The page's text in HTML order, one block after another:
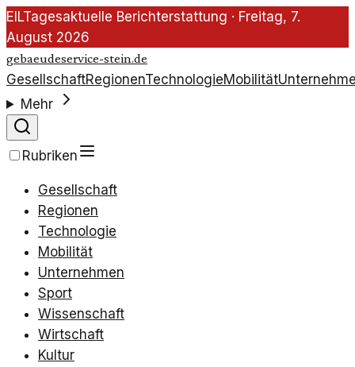
EILTagesaktuelle Berichterstattung · Freitag, 7.
August 2026
gebaeudeservice-stein.de
GesellschaftRegionenTechnologieMobilität
Mehr
Rubriken
Gesellschaft
Regionen
Technologie
Mobilität
Unternehmen
Sport
Wissenschaft
Wirtschaft
Kultur